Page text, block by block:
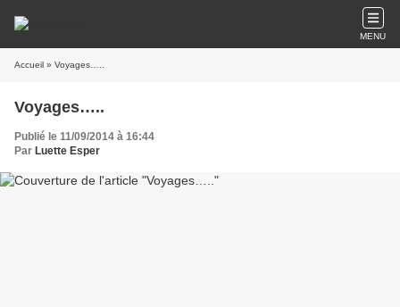
MENU
Accueil » Voyages…..
Voyages…..
Publié le 11/09/2014 à 16:44
Par Luette Esper